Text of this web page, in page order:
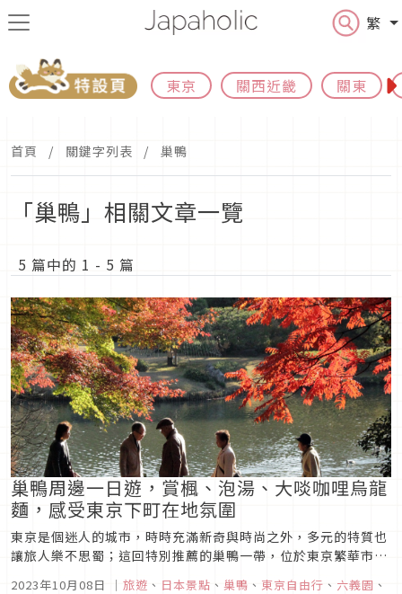
繁
東京 關西近畿 關東
首頁 關鍵字列表 巢鴨
「巢鴨」相關文章一覽
5 篇中的 1 - 5 篇
巢鴨周邊一日遊，賞楓、泡湯、大啖咖哩烏龍
麵，感受東京下町在地氛圍
東京是個迷人的城市，時時充滿新奇與時尚之外，多元的特質也
讓旅人樂不思蜀；這回特別推薦的巢鴨一帶，位於東京繁華市
2023年10月08日 ｜ 旅遊 、 日本景點 、 巢鴨 、 東京自由行 、 六義園 、